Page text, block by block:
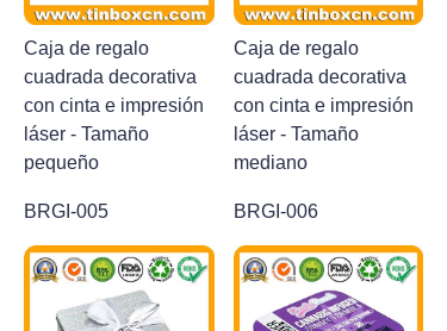
Caja de regalo
cuadrada decorativa
con cinta e impresión
láser - Tamaño
pequeño
BRGI-005
Caja de regalo
cuadrada decorativa
con cinta e impresión
láser - Tamaño
mediano
BRGI-006